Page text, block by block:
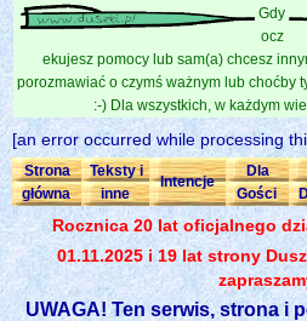
Gdy
ocz
ekujesz pomocy lub sam(a) chcesz
porozmawiać o czymś ważnym lub choćby
:-) Dla wszystkich, w każdym
[an error occurred while processing
Strona
główna
Teksty i
inne
Intencje
Dla
Gości
Rocznica 20 lat oficjalnego
01.11.2025 i 19 lat strony
UWAGA! Ten serwis, strona i